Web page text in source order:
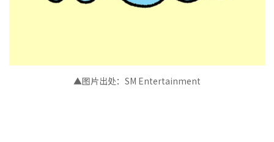
▲图片出处：SM Entertainment